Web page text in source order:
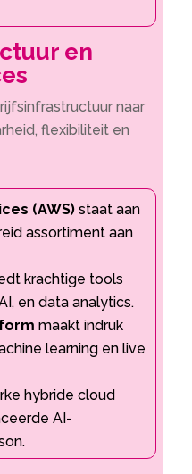
en
naar
flexibiliteit en
(AWS) staat aan
assortiment aan
krachtige tools
en data analytics.
maakt indruk
learning en live
hybride cloud
AI-